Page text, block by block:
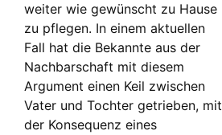
weiter wie gewünscht zu Hause
zu pflegen. In einem aktuellen
Fall hat die Bekannte aus der
Nachbarschaft mit diesem
Argument einen Keil zwischen
Vater und Tochter getrieben, mit
der Konsequenz eines